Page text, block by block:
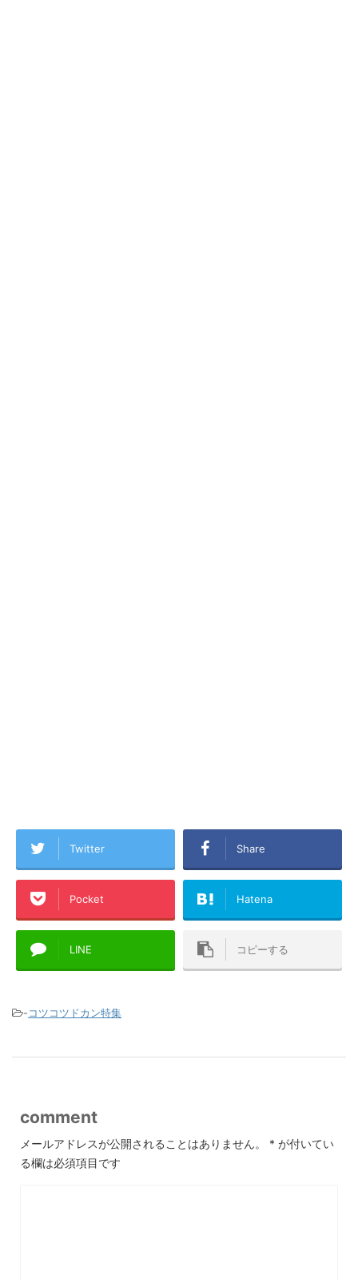
Twitter Share
Pocket Hatena
LINE コピーする
-コツコツドカン特集
comment
メールアドレスが公開されることはありません。 * が付いてい
る欄は必須項目です